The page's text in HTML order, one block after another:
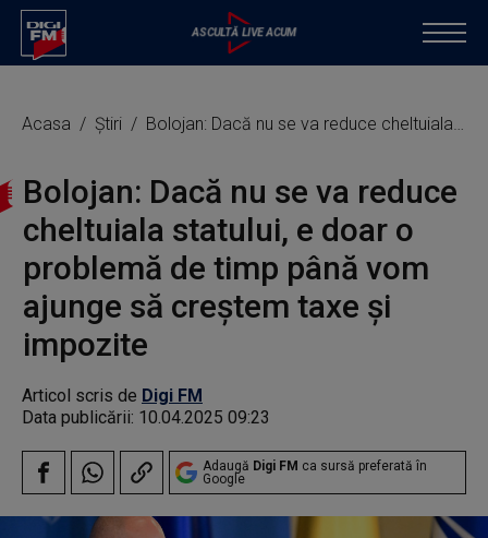
Acasa Știri Bolojan: Dacă nu se va reduce cheltuiala statului, e doar o problemă de timp până vom ajunge să creştem taxe şi impozite
Bolojan: Dacă nu se va reduce
cheltuiala statului, e doar o
problemă de timp până vom
ajunge să creştem taxe şi
impozite
Articol scris de Digi FM
Data publicării: 10.04.2025 09:23
Adaugă Digi FM ca sursă preferată în
Google